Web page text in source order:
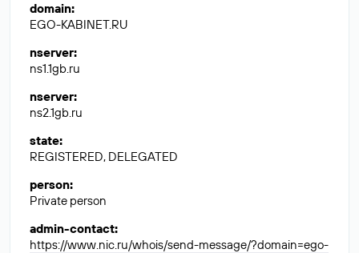
domain:
EGO-KABINET.RU
nserver:
ns1.1gb.ru
nserver:
ns2.1gb.ru
state:
REGISTERED, DELEGATED
person:
Private person
admin-contact:
https://www.nic.ru/whois/send-message/?domain=ego-